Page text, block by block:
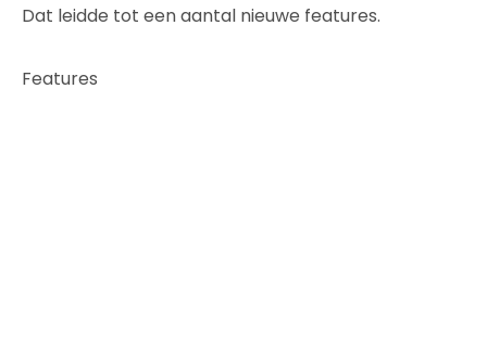
Dat leidde tot een aantal nieuwe features.
Features